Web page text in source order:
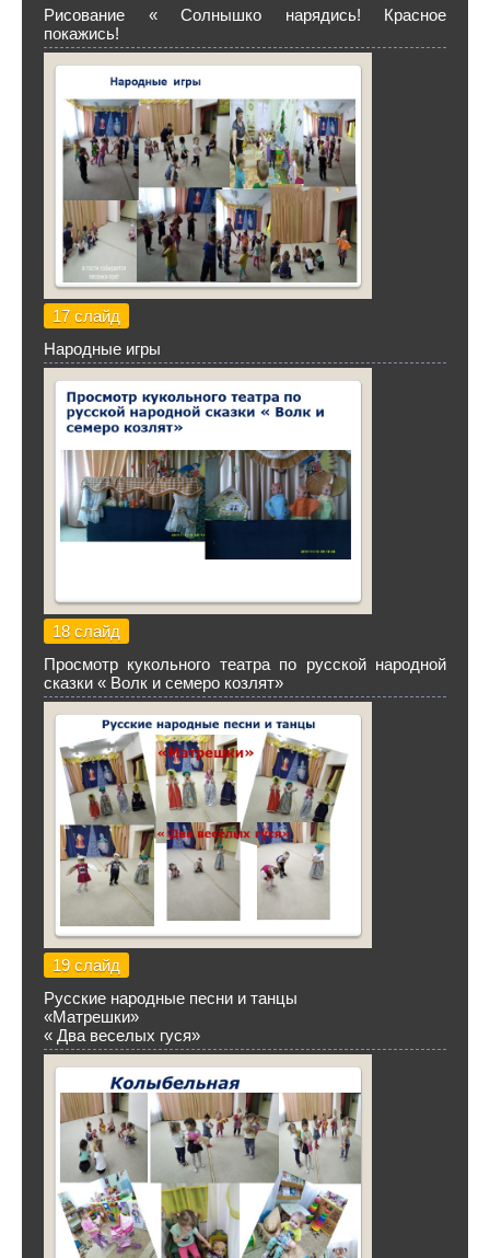
Рисование « Солнышко нарядись! Красное
покажись!
17 слайд
Народные игры
18 слайд
Просмотр кукольного театра по русской народной
сказки « Волк и семеро козлят»
19 слайд
Русские народные песни и танцы
«Матрешки»
« Два веселых гуся»